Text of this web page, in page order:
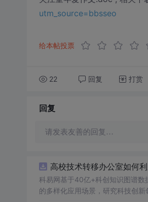
utm_source=bbsseo
给本帖投票
22 回复 打赏
回复
请发表友善的回复…
高校技术转移办公室如何
科易网基于40亿+科创知识图谱数
的多样化应用场景，研究科技创